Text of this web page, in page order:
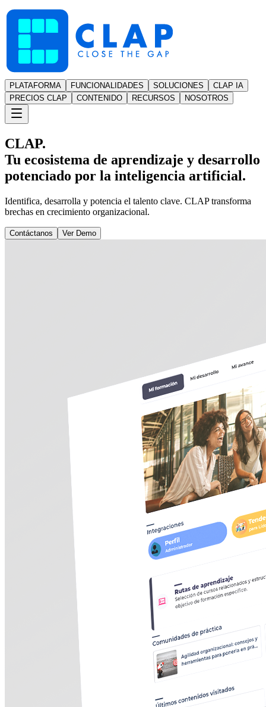
PLATAFORMA FUNCIONALIDADES SOLUCIONES
CLAP IA
PRECIOS CLAP
CONTENIDO RECURSOS NOSOTROS
CLAP.
Tu ecosistema de aprendizaje y desarrollo
potenciado por la inteligencia artificial.
Identifica, desarrolla y potencia el talento clave. CLAP transforma
brechas en crecimiento organizacional.
Contáctanos Ver Demo